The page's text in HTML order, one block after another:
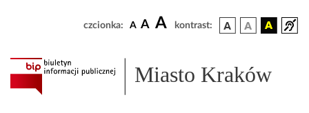
czcionka: A A A kontrast:
Miasto Kraków